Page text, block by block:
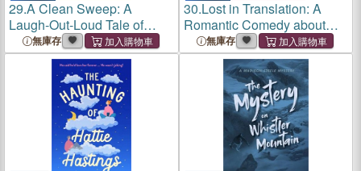
29.A Clean Sweep: A
Laugh-Out-Loud Tale of
Love, Lies and Second
Chances ...
無庫存
30.Lost in Translation: A
Romantic Comedy about
Starting Over...
無庫存